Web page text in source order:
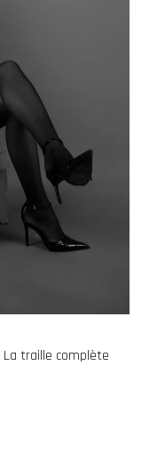
La traille complète